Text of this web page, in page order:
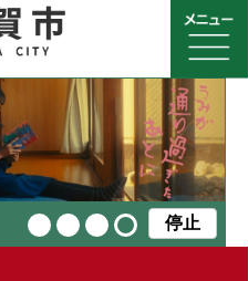
停止